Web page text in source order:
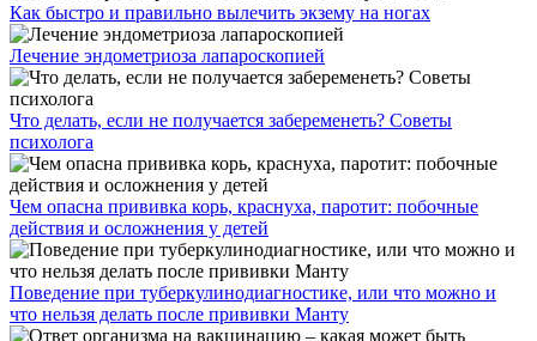
Как быстро и правильно вылечить экзему на ногах
Лечение эндометриоза лапароскопией
Что делать, если не получается забеременеть? Советы
психолога
Чем опасна прививка корь, краснуха, паротит: побочные
действия и осложнения у детей
Поведение при туберкулинодиагностике, или что можно и
что нельзя делать после прививки Манту